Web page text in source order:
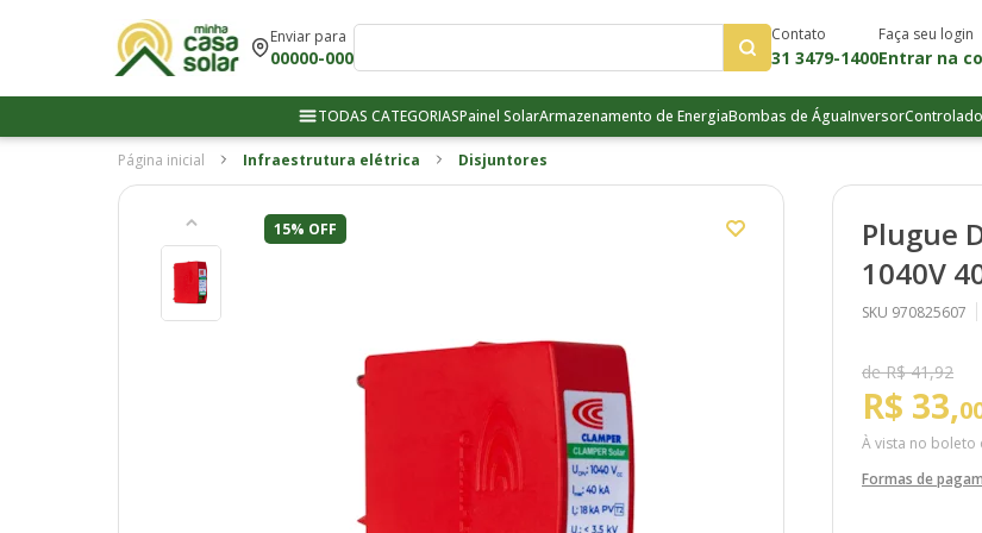
Enviar para
00000-000
Contato
31 3479-1400
Faça seu login
Entrar na
TODAS CATEGORIASPainel SolarArmazenamento de EnergiaBombas de ÁguaInversor
Página inicial Infraestrutura elétrica Disjuntores
15% OFF
Plugue
1040V
SKU 970825607
de R$ 41,92
R$ 33,
À vista no boleto
Formas de